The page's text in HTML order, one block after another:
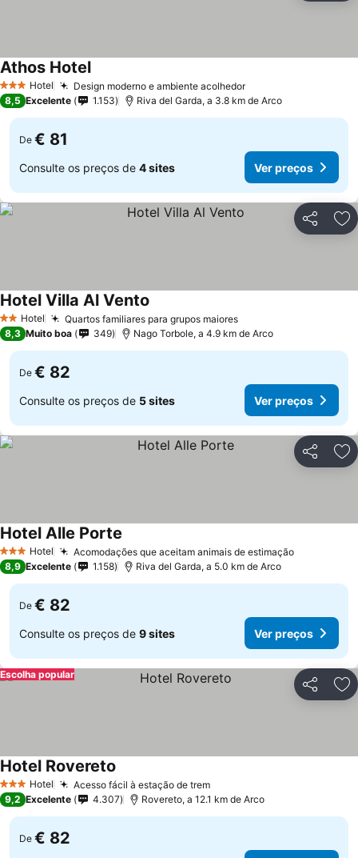
3 EstrelasHotel Design moderno e ambiente acolhedor
Athos Hotel
8,5 Excelente 1.153 Riva del Garda, a 3.8 km de Arco
De € 81
Consulte os preços de 4 sites Ver preços
Partilhar
2 Estrelas
Hotel Quartos familiares para grupos maiores
Hotel Villa Al Vento
8,3 Muito boa 349 Nago Torbole, a 4.9 km de Arco
De € 82
Consulte os preços de 5 sites Ver preços
Partilhar
3 EstrelasHotel Acomodações que aceitam animais de estimação
Hotel Alle Porte
8,9 Excelente 1.158 Riva del Garda, a 5.0 km de Arco
De € 82
Consulte os preços de 9 sites Ver preços
Partilhar
Escolha popular
3 EstrelasHotel Acesso fácil à estação de trem
Hotel Rovereto
9,2 Excelente 4.307 Rovereto, a 12.1 km de Arco
De € 82